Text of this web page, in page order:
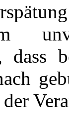
dass